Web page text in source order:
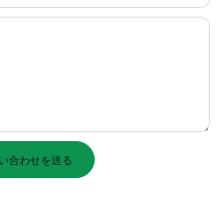
合わせを送る